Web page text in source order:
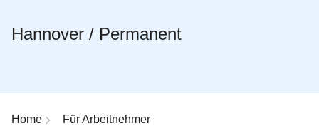
Hannover / Permanent
Breadcrumb-Navigation
Home
Für Arbeitnehmer